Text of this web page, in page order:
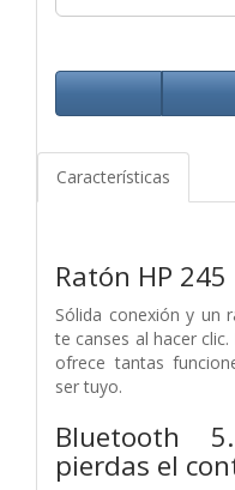
Características
Ratón HP
Sólida conexión y un
te canses al hacer
ofrece tantas
ser tuyo.
Bluetooth
pierdas el